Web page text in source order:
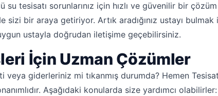
tesisatı sorunlarınız için hızlı ve güvenilir bir
sizi bir araya getiriyor. Artık aradığınız ustayı bulmak
ustayla doğrudan iletişime geçebilirsiniz.
İçin Uzman Çözümler
giderleriniz mi tıkanmış durumda? Hemen
Aşağıdaki konularda size yardımcı olabilirler: